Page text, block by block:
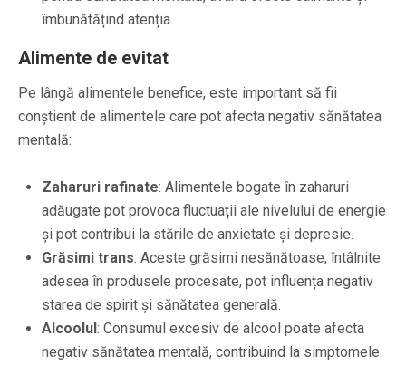
îmbunătățind atenția.
Alimente de evitat
Pe lângă alimentele benefice, este important să fii
conștient de alimentele care pot afecta negativ sănătatea
mentală:
Zaharuri rafinate: Alimentele bogate în zaharuri
adăugate pot provoca fluctuații ale nivelului de energie
și pot contribui la stările de anxietate și depresie.
Grăsimi trans: Aceste grăsimi nesănătoase, întâlnite
adesea în produsele procesate, pot influența negativ
starea de spirit și sănătatea generală.
Alcoolul: Consumul excesiv de alcool poate afecta
negativ sănătatea mentală, contribuind la simptomele